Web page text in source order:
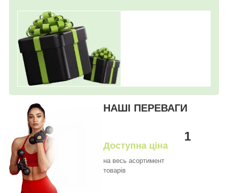
НАШІ ПЕРЕВАГИ
1
Доступна ціна
на весь асортимент
товарів